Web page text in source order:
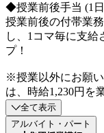
◆授業前後手当 (1
授業前後の付帯業
し、1コマ毎に支給
プ！
※授業以外にお願
は、時給1,230円を
全て表示
アルバイト・パート